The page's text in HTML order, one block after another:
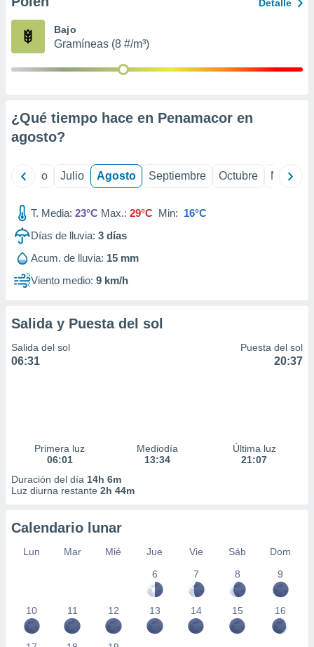
publicidad
1199
Detalle
Bajo
Gramíneas (8 #/m³)
¿Qué tiempo hace en Penamacor en
agosto?
Junio Julio Agosto Septiembre Octubre
T. Media: 23°C Max.: 29°C Min: 16°C
Días de lluvia: 3 días
Acum. de lluvia: 15 mm
Viento medio: 9 km/h
Salida y Puesta del sol
Salida del sol
06:31
Puesta del sol
20:37
Primera luz
06:01
Mediodía
13:34
Última luz
21:07
Duración del día 14h 6m
Luz diurna restante 2h 44m
Calendario lunar
Lun Mar Mié Jue Vie Sáb
Dom
6
7 8 9
10 11 12 13 14 15 16